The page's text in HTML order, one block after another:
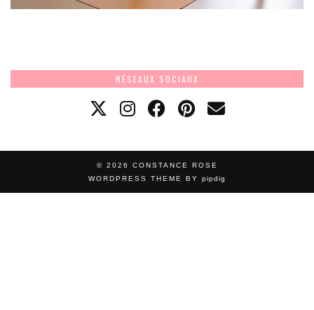
RÉSEAUX SOCIAUX
© 2026 CONSTANCE ROSE
WORDPRESS THEME BY pipdig